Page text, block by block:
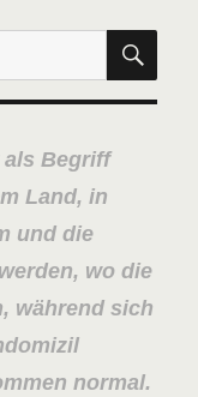
als Begriff
Land, in
und die
wo die
während sich
normal.